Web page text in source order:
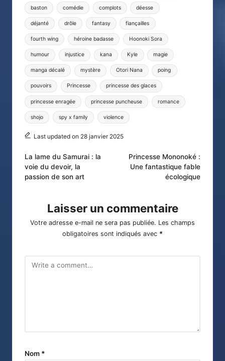
baston comédie complots déesse
déjanté drôle fantasy fiançailles
fourth wing héroine badasse Hoonoki Sora
humour injustice kana Kyle magie
manga décalé mystère Otori Nana poing
pouvoirs Princesse princesse des glaces
princesse enragée princesse puncheuse romance
shojo spy x family violence
Last updated on 28 janvier 2025
Post
navigation
La lame du Samurai : la
voie du devoir, la
passion de son art
Princesse Mononoké :
Une fantastique fable
écologique
Laisser un commentaire
Votre adresse e-mail ne sera pas publiée. Les champs
obligatoires sont indiqués avec *
Nom *